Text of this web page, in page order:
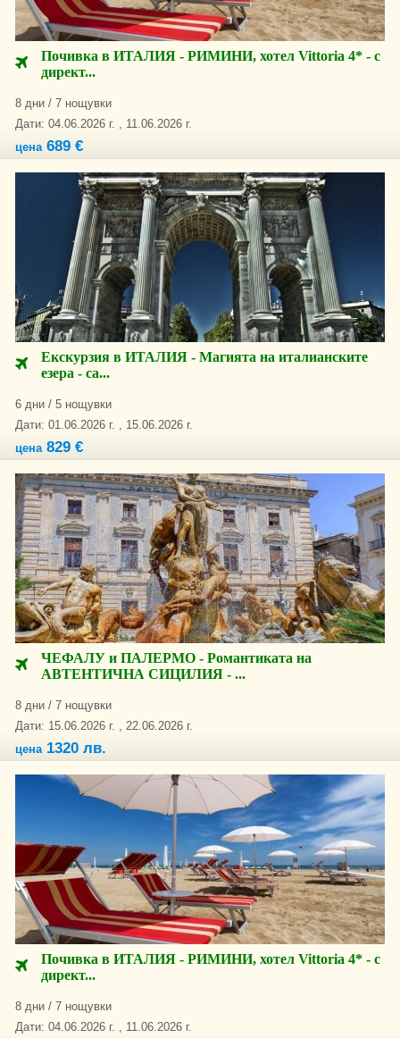
Почивка в ИТАЛИЯ - РИМИНИ, хотел Vittoria 4* - с
директ...
8 дни / 7 нощувки
Дати: 04.06.2026 г. , 11.06.2026 г.
цена689 €
Екскурзия в ИТАЛИЯ - Магията на италианските
езера - са...
6 дни / 5 нощувки
Дати: 01.06.2026 г. , 15.06.2026 г.
цена829 €
ЧЕФАЛУ и ПАЛЕРМО - Романтиката на
АВТЕНТИЧНА СИЦИЛИЯ - ...
8 дни / 7 нощувки
Дати: 15.06.2026 г. , 22.06.2026 г.
цена1320 лв.
Почивка в ИТАЛИЯ - РИМИНИ, хотел Vittoria 4* - с
директ...
8 дни / 7 нощувки
Дати: 04.06.2026 г. , 11.06.2026 г.